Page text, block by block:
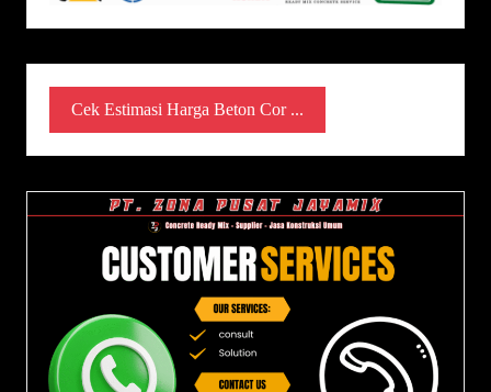
Cek Estimasi Harga Beton Cor ...